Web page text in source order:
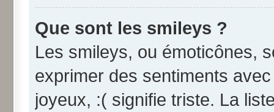
Que sont les smileys ?
Les smileys, ou émoticônes,
exprimer des sentiments
joyeux, :( signifie triste. La